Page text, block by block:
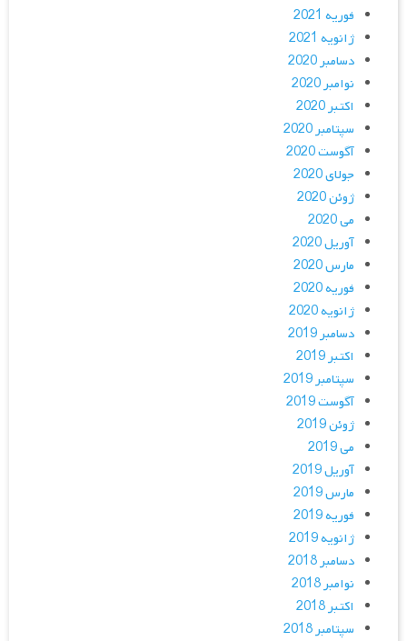
فوریه 2021
ژانویه 2021
دسامبر 2020
نوامبر 2020
اکتبر 2020
سپتامبر 2020
آگوست 2020
جولای 2020
ژوئن 2020
می 2020
آوریل 2020
مارس 2020
فوریه 2020
ژانویه 2020
دسامبر 2019
اکتبر 2019
سپتامبر 2019
آگوست 2019
ژوئن 2019
می 2019
آوریل 2019
مارس 2019
فوریه 2019
ژانویه 2019
دسامبر 2018
نوامبر 2018
اکتبر 2018
سپتامبر 2018